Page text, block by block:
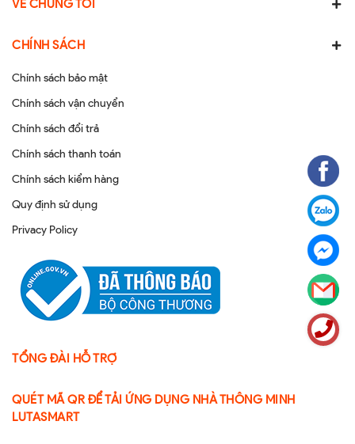
VỀ CHÚNG TÔI
CHÍNH SÁCH
Chính sách bảo mật
Chính sách vận chuyển
Chính sách đổi trả
Chính sách thanh toán
Chính sách kiểm hàng
Quy định sử dụng
Privacy Policy
TỔNG ĐÀI HỖ TRỢ
QUÉT MÃ QR ĐỂ TẢI ỨNG DỤNG NHÀ THÔNG MINH
LUTASMART